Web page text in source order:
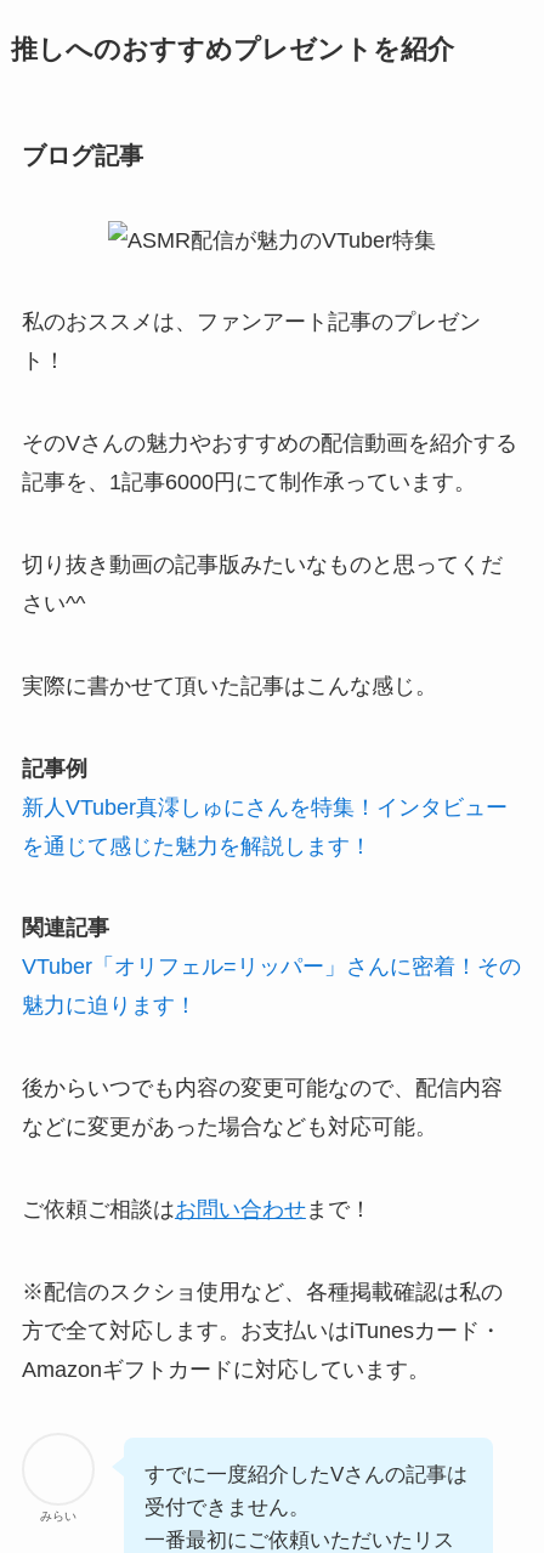
推しへのおすすめプレゼントを紹介
ブログ記事
私のおススメは、ファンアート記事のプレゼン
ト！
そのVさんの魅力やおすすめの配信動画を紹介する
記事を、1記事6000円にて制作承っています。
切り抜き動画の記事版みたいなものと思ってくだ
さい^^
実際に書かせて頂いた記事はこんな感じ。
記事例
新人VTuber真澪しゅにさんを特集！インタビュー
を通じて感じた魅力を解説します！
関連記事
VTuber「オリフェル=リッパー」さんに密着！その
魅力に迫ります！
後からいつでも内容の変更可能なので、配信内容
などに変更があった場合なども対応可能。
ご依頼ご相談はお問い合わせまで！
※配信のスクショ使用など、各種掲載確認は私の
方で全て対応します。お支払いはiTunesカード・
Amazonギフトカードに対応しています。
みらい
すでに一度紹介したVさんの記事は
受付できません。
一番最初にご依頼いただいたリス